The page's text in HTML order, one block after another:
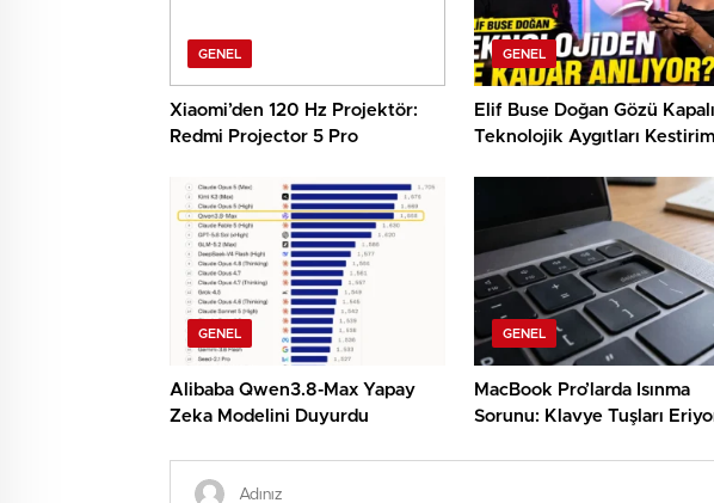
GENEL
Xiaomi’den 120 Hz Projektör:
Redmi Projector 5 Pro
GENEL
Elif Buse Doğan Gözü Kapalı
Teknolojik Aygıtları Kestirim
GENEL
Alibaba Qwen3.8-Max Yapay
Zeka Modelini Duyurdu
GENEL
MacBook Pro’larda Isınma
Sorunu: Klavye Tuşları